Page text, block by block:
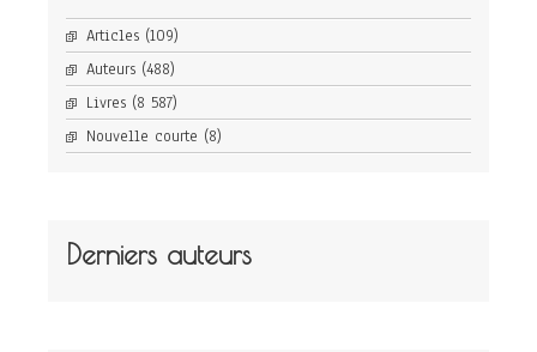
Articles (109)
Auteurs (488)
Livres (8 587)
Nouvelle courte (8)
Derniers auteurs